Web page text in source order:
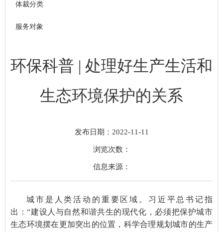
体裁分类
服务对象
环保科普 | 处理好生产生活和
生态环境保护的关系
发布日期：2022-11-11
浏览次数：
信息来源：
城市是人类活动的重要区域。习近平总书记指
出：“建设人与自然和谐共生的现代化，必须把保护城市
生态环境摆在更加突出的位置，科学合理规划城市的生产